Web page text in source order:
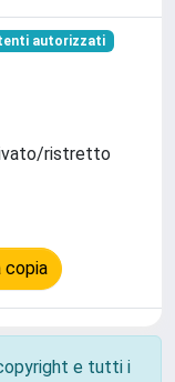
autorizzati
ristretto
copia
e tutti i